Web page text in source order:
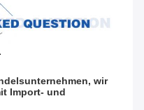
wir
Import- und